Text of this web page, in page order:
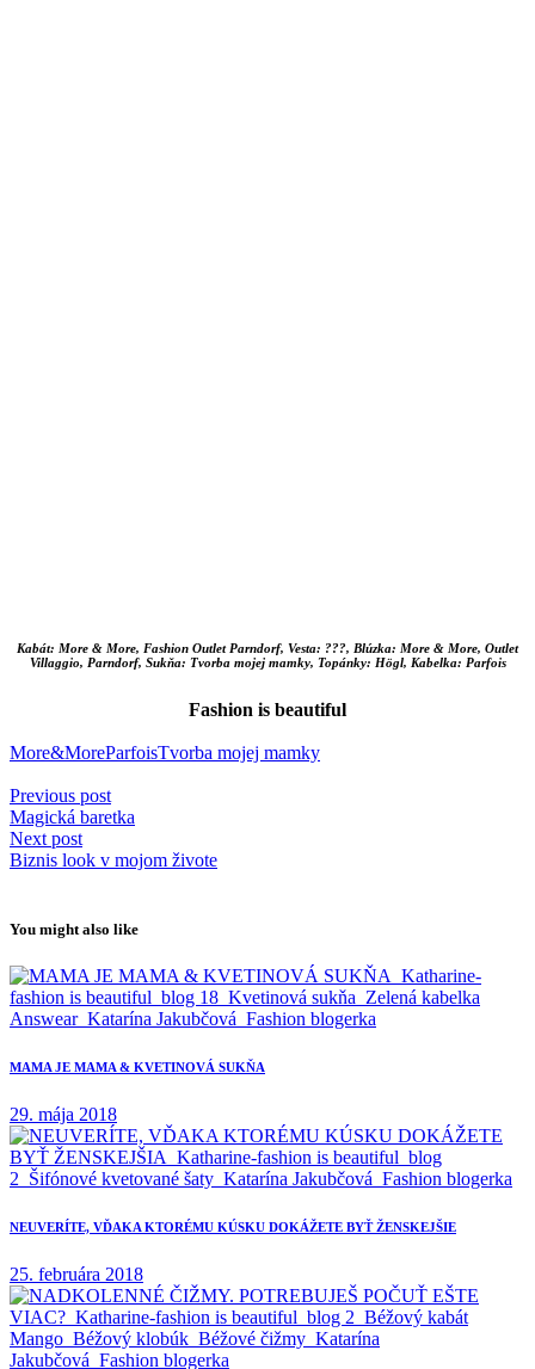
Kabát: More & More, Fashion Outlet Parndorf, Vesta: ???, Blúzka: More & More, Outlet
Villaggio, Parndorf, Sukňa: Tvorba mojej mamky, Topánky: Högl, Kabelka: Parfois
Fashion is beautiful
More&MoreParfoisTvorba mojej mamky
Previous post
Magická baretka
Next post
Biznis look v mojom živote
You might also like
MAMA JE MAMA & KVETINOVÁ SUKŇA
29. mája 2018
NEUVERÍTE, VĎAKA KTORÉMU KÚSKU DOKÁŽETE BYŤ ŽENSKEJŠIE
25. februára 2018